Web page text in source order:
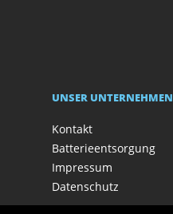
UNSER UNTERNEHMEN
Kontakt
Batterieentsorgung
Impressum
Datenschutz